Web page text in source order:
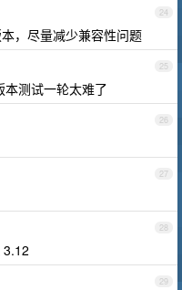
24
，尽量减少兼容性问题
25
测试一轮太难了
26
27
28
29